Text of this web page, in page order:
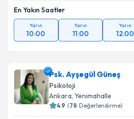
En Yakın Saatler
Yarın
10:00
Yarın
11:00
Yarın
12:00
Psk. Ayşegül Güneş
Psikoloji
Ankara, Yenimahalle
4.9 (78 Değerlendirme)